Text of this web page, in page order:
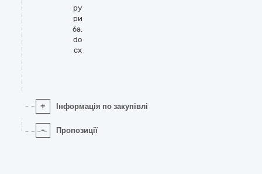
ру
ри
ба.
do
cx
+ Інформація по закупівлі
- Пропозиції